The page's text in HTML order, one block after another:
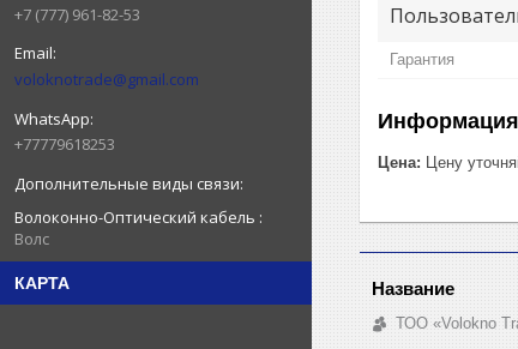
+7 (777) 961-82-53
voloknotrade@gmail.com
+77779618253
Волоконно-Оптический кабель
Волс
КАРТА
Гарантия
Информация
Цена: Цену
ТОО «Volokno